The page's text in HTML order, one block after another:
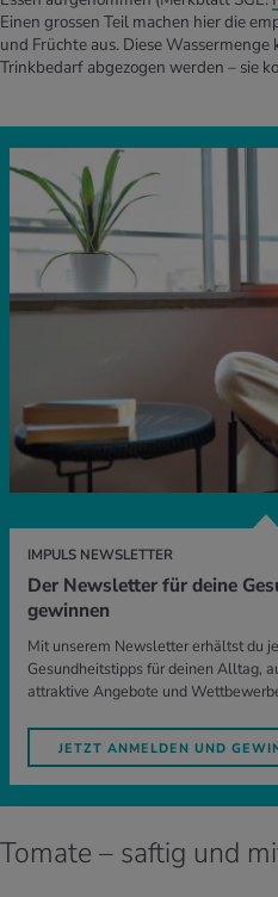
Einen grossen Teil machen hier die
und Früchte aus. Diese
Trinkbedarf abgezogen werden – sie
IMPULS NEWSLETTER
Der Newsletter für deine
gewinnen
Mit unserem Newsletter erhältst du
Gesundheitstipps für deinen Alltag,
attraktive Angebote und
JETZT ANMELDEN UND
Tomate – saftig und